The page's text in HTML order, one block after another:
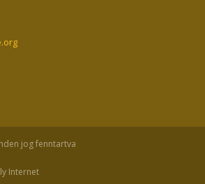
jog fenntartva
Internet